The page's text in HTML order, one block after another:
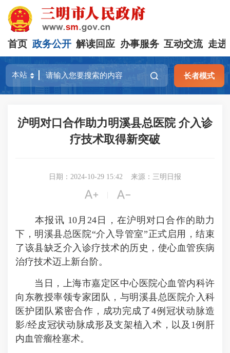
首页 政务公开 解读回应 办事服务 互动交流 走进
长者模式
沪明对口合作助力明溪县总医院 介入诊
疗技术取得新突破
日期：2024-10-29 15:42 来源：三明日报
 
本报讯 10月24日，在沪明对口合作的助力
下，明溪县总医院“介入导管室”正式启用，结束
了该县缺乏介入诊疗技术的历史，使心血管疾病
治疗技术迈上新台阶。
当日，上海市嘉定区中心医院心血管内科许
向东教授率领专家团队，与明溪县总医院介入科
医护团队紧密合作，成功完成了4例冠状动脉造
影/经皮冠状动脉成形及支架植入术，以及1例肝
内血管瘤栓塞术。